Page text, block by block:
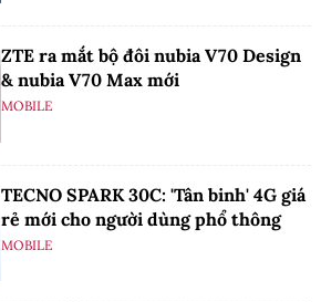
ZTE ra mắt bộ đôi nubia V70 Design
& nubia V70 Max mới
MOBILE
TECNO SPARK 30C: 'Tân binh' 4G giá
rẻ mới cho người dùng phổ thông
MOBILE